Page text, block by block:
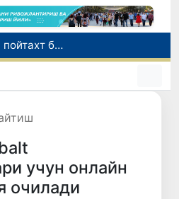
Амударё туманида сафари туризмини ривожлантириш бўйича янги лойиҳа амалга оширилиши режалаштирилмоқда
Коррупцияга қарши курашиш агентлиги: 9,3 млрд сўмдан ортиқ давлат харидида қонунбузилиш ҳолатлари аниқланди
учун онлайн
очилади